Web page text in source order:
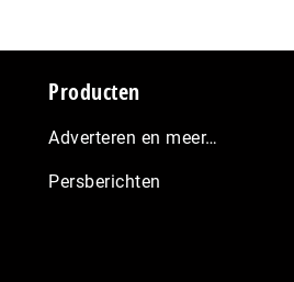
Producten
Adverteren en meer…
Persberichten